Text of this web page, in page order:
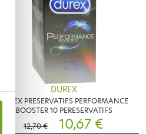
DUREX
PRESERVATIFS PERFORMANCE
BOOSTER 10 PERESERVATIFS
12,70 €
10,67 €